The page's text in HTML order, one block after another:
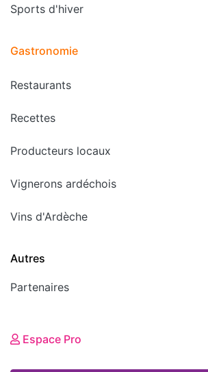
Sports d'hiver
Gastronomie
Restaurants
Recettes
Producteurs locaux
Vignerons ardéchois
Vins d'Ardèche
Autres
Partenaires
Espace Pro